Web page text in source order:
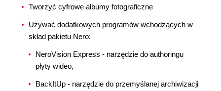
Tworzyć cyfrowe albumy fotograficzne
Używać dodatkowych programów wchodzących w
skład pakietu Nero:
NeroVision Express - narzędzie do authoringu
płyty wideo,
BackItUp - narzędzie do przemyślanej archiwizacji